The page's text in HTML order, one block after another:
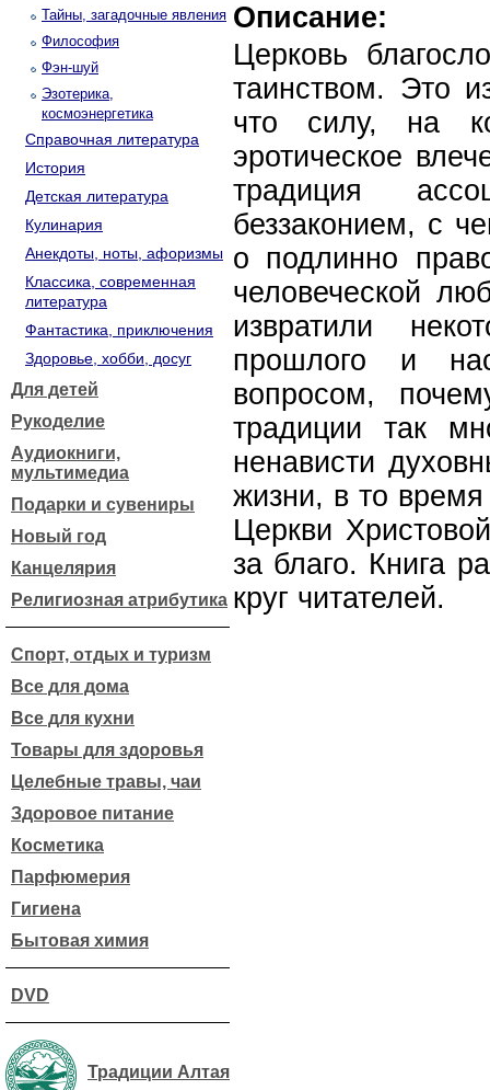
Тайны, загадочные явления
Философия
Фэн-шуй
Эзотерика,
космоэнергетика
Справочная литература
История
Детская литература
Кулинария
Анекдоты, ноты, афоризмы
Классика, современная
литература
Фантастика, приключения
Здоровье, хобби, досуг
Для детей
Рукоделие
Аудиокниги,
мультимедиа
Подарки и сувениры
Новый год
Канцелярия
Религиозная атрибутика
Спорт, отдых и туризм
Все для дома
Все для кухни
Товары для здоровья
Целебные травы, чаи
Здоровое питание
Косметика
Парфюмерия
Гигиена
Бытовая химия
DVD
Традиции Алтая
Описание:
Церковь
таинством. Это
что силу, на
эротическое
традиция
беззаконием, с
о подлинно
человеческой
извратили
прошлого и
вопросом,
традиции так
ненависти
жизни, в то
Церкви
за благо. Книга
круг читателей.